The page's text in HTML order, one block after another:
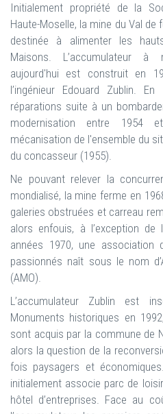
Initialement propriété de la
Haute-Moselle, la mine du Val de
destinée à alimenter les
Maisons. L’accumulateur à
aujourd'hui est construit en
l’ingénieur Edouard Zublin.
réparations suite à un
modernisation entre
mécanisation de l'ensemble du
du concasseur (1955).
Ne pouvant relever la
mondialisé, la mine ferme en
galeries obstruées et carreau
alors enfouis, à l’exception de
années 1970, une association
passionnés naît sous le nom
(AMO).
L’accumulateur Zublin est
Monuments historiques en
sont acquis par la commune de
alors la question de la
fois paysagers et
initialement associe parc de
hôtel d’entreprises. Face au